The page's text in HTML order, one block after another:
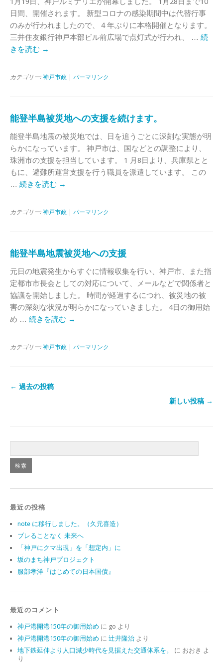
日間、開催されます。 新型コロナの感染期間中は代替行事
のみが行われましたので、４年ぶりに本格開催となります。
三井住友銀行神戸本部ビル前広場で点灯式が行われ、 … 続
きを読む →
カテゴリー: 神戸市政 パーマリンク
能登半島被災地への支援を続けます。
能登半島地震の被災地では、日を追うごとに深刻な実態が明
らかになっています。 神戸市は、国などとの調整により、
珠洲市の支援を担当しています。 1 月8日より、兵庫県とと
もに、避難所運営支援を行う職員を派遣しています。 この
… 続きを読む →
カテゴリー: 神戸市政 パーマリンク
能登半島地震被災地への支援
元日の地震発生からすぐに情報収集を行い、神戸市、また指
定都市市長会としての対応について、メールなどで関係者と
協議を開始しました。 時間が経過するにつれ、被災地の被
害の深刻な状況が明らかになっていきました。 4日の御用始
め … 続きを読む →
カテゴリー: 神戸市政 パーマリンク
← 過去の投稿
新しい投稿 →
最近の投稿
note に移行しました。（久元喜造）
ブレることなく 未来へ
「神戸にクマ出現」を「想定内」に
坂のまち神戸プロジェクト
服部孝洋『はじめての日本国債』
最近のコメント
神戸港開港150年の御用始め に go より
神戸港開港150年の御用始め に 辻井隆治 より
地下鉄延伸より人口減少時代を見据えた交通体系を。
に おおき よ
り